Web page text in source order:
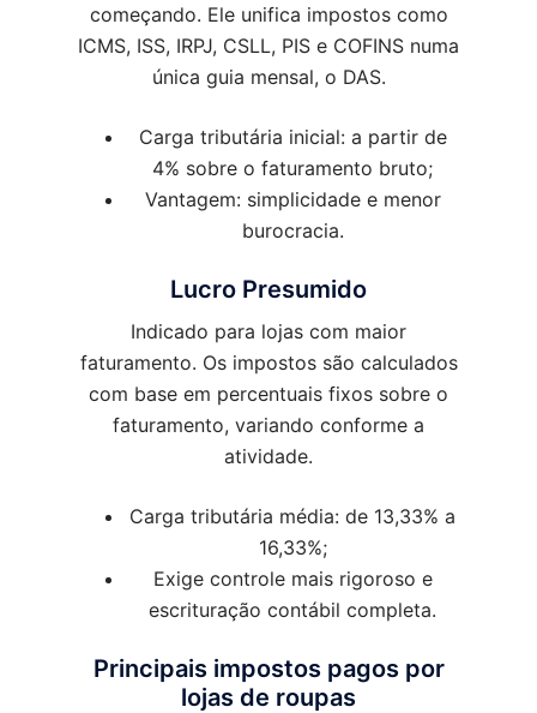
começando. Ele unifica impostos como
ICMS, ISS, IRPJ, CSLL, PIS e COFINS numa
única guia mensal, o DAS.
Carga tributária inicial: a partir de
4% sobre o faturamento bruto;
Vantagem: simplicidade e menor
burocracia.
Lucro Presumido
Indicado para lojas com maior
faturamento. Os impostos são calculados
com base em percentuais fixos sobre o
faturamento, variando conforme a
atividade.
Carga tributária média: de 13,33% a
16,33%;
Exige controle mais rigoroso e
escrituração contábil completa.
Principais impostos pagos por
lojas de roupas